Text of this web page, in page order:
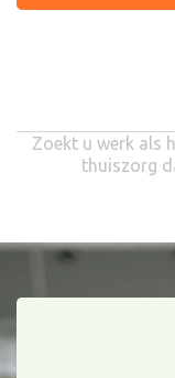
Zoekt u werk als
thuiszorg